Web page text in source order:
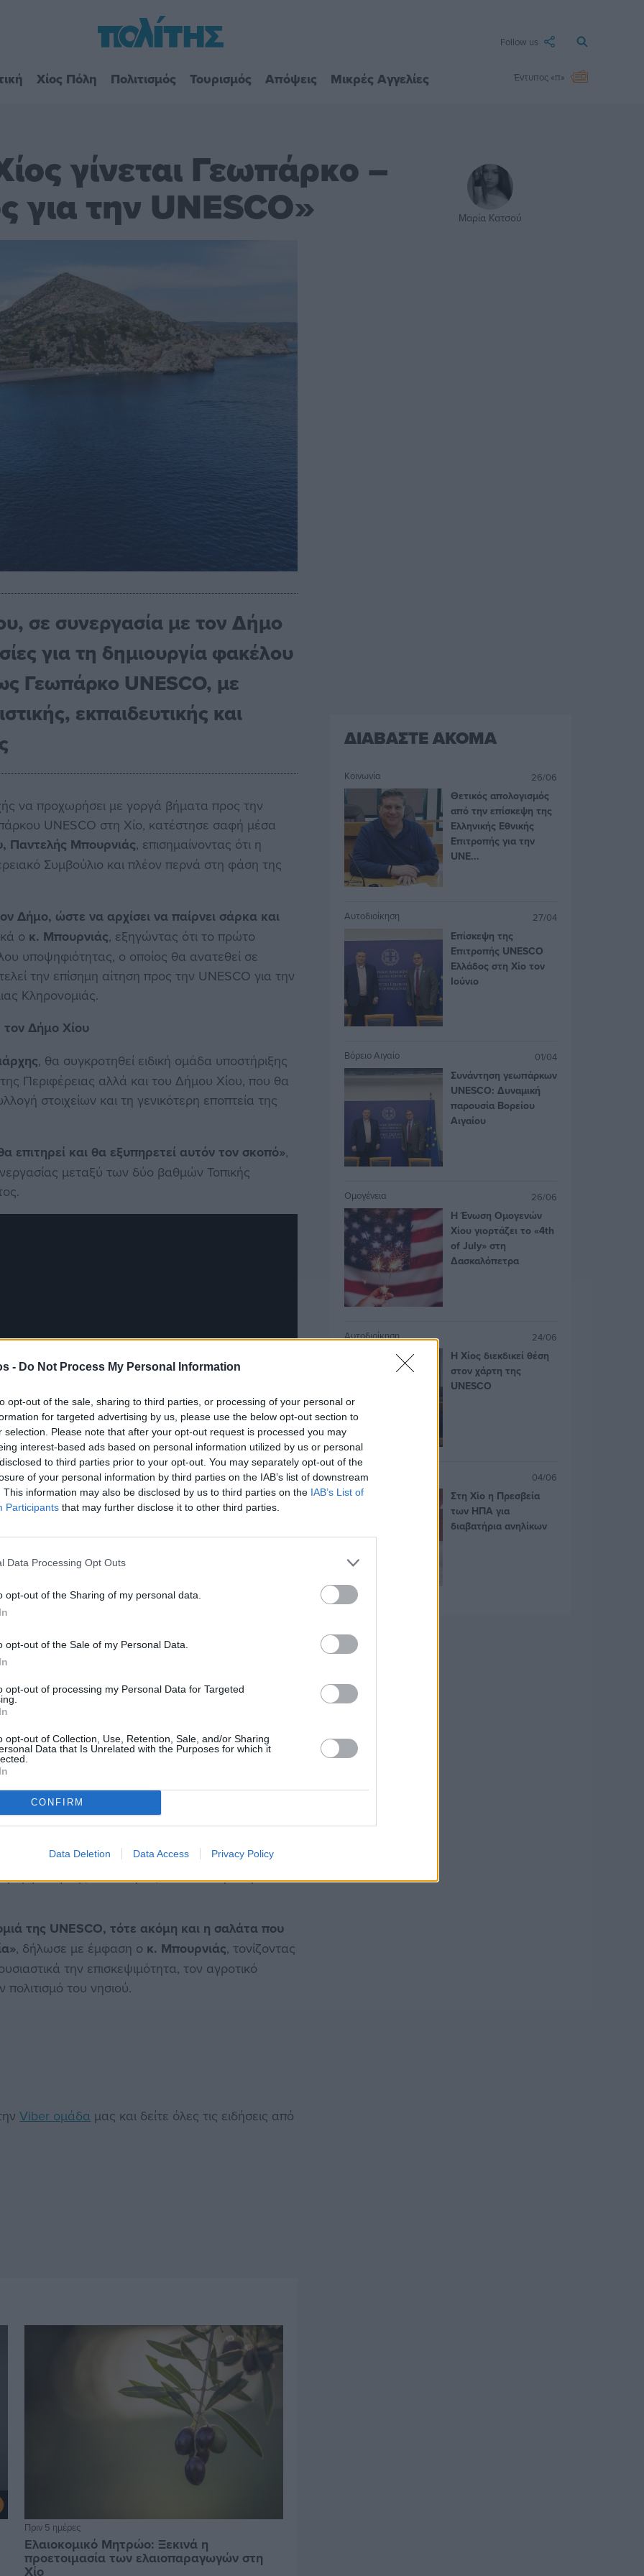
- Do Not Process My Personal Information
opt-out of the sale, sharing to third parties, or processing of your personal or
for targeted advertising by us, please use the below opt-out section to
selection. Please note that after your opt-out request is processed you may
interest-based ads based on personal information utilized by us or personal
to third parties prior to your opt-out. You may separately opt-out of the
of your personal information by third parties on the IAB’s list of downstream
This information may also be disclosed by us to third parties on the IAB’s List of
Participants that may further disclose it to other third parties.
Data Processing Opt Outs
opt-out of the Sharing of my personal data.
opt-out of the Sale of my Personal Data.
opt-out of processing my Personal Data for Targeted
opt-out of Collection, Use, Retention, Sale, and/or Sharing
Data that Is Unrelated with the Purposes for which it
CONFIRM
Data Deletion Data Access Privacy Policy
Follow us
Χίος Πόλη Πολιτισμός Τουρισμός Απόψεις Μικρές Αγγελίες Έντυπος «π»
γίνεται Γεωπάρκο –
για την UNESCO» Μαρία Κατσού
σε συνεργασία με τον Δήμο
για τη δημιουργία φακέλου
Γεωπάρκο UNESCO, με
εκπαιδευτικής και
να προχωρήσει με γοργά βήματα προς την
UNESCO στη Χίο, κατέστησε σαφή μέσα
Παντελής Μπουρνιάς, επισημαίνοντας ότι η
Συμβούλιο και πλέον περνά στη φάση της
Δήμο, ώστε να αρχίσει να παίρνει σάρκα και
ο κ. Μπουρνιάς, εξηγώντας ότι το πρώτο
υποψηφιότητας, ο οποίος θα ανατεθεί σε
την επίσημη αίτηση προς την UNESCO για την
Κληρονομιάς.
τον Δήμο Χίου
, θα συγκροτηθεί ειδική ομάδα υποστήριξης
Περιφέρειας αλλά και του Δήμου Χίου, που θα
στοιχείων και τη γενικότερη εποπτεία της
επιτηρεί και θα εξυπηρετεί αυτόν τον σκοπό»,
μεταξύ των δύο βαθμών Τοπικής
Χίο
στα Παγκόσμια Γεωπάρκα UNESCO, ο
της Λέσβου, η οποία αξιοποιεί εδώ και
νησί αναγνωρίζεται διεθνώς ως τμήμα της
προσελκύονται εξειδικευμένες ομάδες
μόνο τουριστική αναβάθμιση, αλλά
προϊόντα.
αγαθά, θα μπορούν να φέρουν την
Αντιπεριφερειάρχης, δίνοντας έμφαση στη
ταυτότητας του τόπου με την
της UNESCO, τότε ακόμη και η σαλάτα που
, δήλωσε με έμφαση ο κ. Μπουρνιάς, τονίζοντας
την επισκεψιμότητα, τον αγροτικό
πολιτισμό του νησιού.
Viber ομάδα μας και δείτε όλες τις ειδήσεις από
Πριν 5 ημέρες
Ελαιοκομικό Μητρώο: Ξεκινά η
προετοιμασία των ελαιοπαραγωγών στη
Χίο
ΔΙΑΒΑΣΤΕ ΑΚΟΜΑ
Κοινωνία 26/06
Θετικός απολογισμός
από την επίσκεψη της
Ελληνικής Εθνικής
Επιτροπής για την
UNE...
Αυτοδιοίκηση 27/04
Επίσκεψη της
Επιτροπής UNESCO
Ελλάδος στη Χίο τον
Ιούνιο
Βόρειο Αιγαίο 01/04
Συνάντηση γεωπάρκων
UNESCO: Δυναμική
παρουσία Βορείου
Αιγαίου
Ομογένεια 26/06
Η Ένωση Ομογενών
Χίου γιορτάζει το «4th
of July» στη
Δασκαλόπετρα
Αυτοδιοίκηση 24/06
Η Χίος διεκδικεί θέση
στον χάρτη της
UNESCO
Ομογένεια 04/06
Στη Χίο η Πρεσβεία
των ΗΠΑ για
διαβατήρια ανηλίκων